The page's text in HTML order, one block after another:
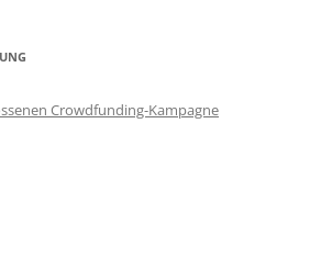
Crowdfunding-Kampagne